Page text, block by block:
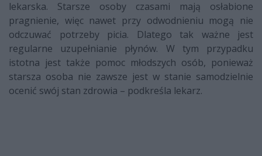
lekarska. Starsze osoby czasami mają osłabione
pragnienie, więc nawet przy odwodnieniu mogą nie
odczuwać potrzeby picia. Dlatego tak ważne jest
regularne uzupełnianie płynów. W tym przypadku
istotna jest także pomoc młodszych osób, ponieważ
starsza osoba nie zawsze jest w stanie samodzielnie
ocenić swój stan zdrowia – podkreśla lekarz.